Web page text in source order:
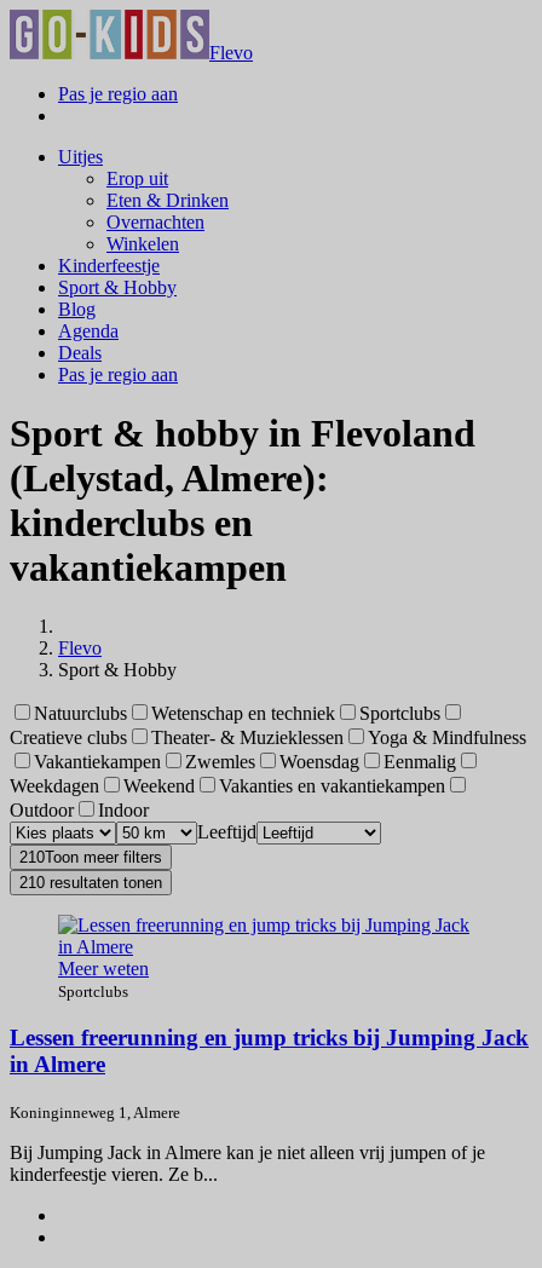
Flevo
Pas je regio aan
Uitjes
Erop uit
Eten & Drinken
Overnachten
Winkelen
Kinderfeestje
Sport & Hobby
Blog
Agenda
Deals
Pas je regio aan
Sport & hobby in Flevoland
(Lelystad, Almere):
kinderclubs en
vakantiekampen
Flevo
Sport & Hobby
Natuurclubs Wetenschap en techniek
Sportclubs
Creatieve clubs
Theater- & Muzieklessen
Yoga & Mindfulness
Vakantiekampen
Zwemles Woensdag
Eenmalig
Weekdagen
Weekend
Vakanties en vakantiekampen
Outdoor
Indoor
Leeftijd
210Toon meer filters
210 resultaten tonen
Meer weten
Sportclubs
Lessen freerunning en jump tricks bij Jumping Jack
in Almere
Koninginneweg 1, Almere
Bij Jumping Jack in Almere kan je niet alleen vrij jumpen of je
kinderfeestje vieren. Ze b...